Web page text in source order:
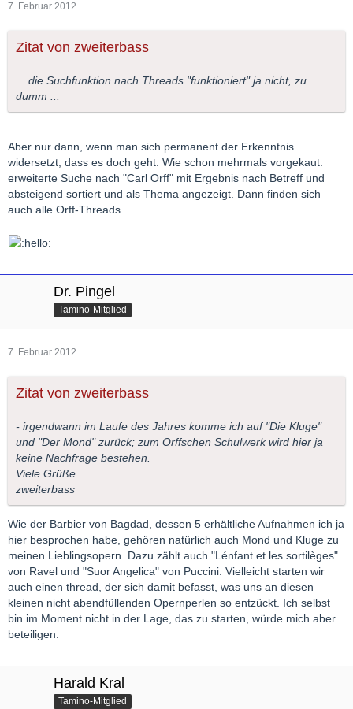
7. Februar 2012
Zitat von zweiterbass
... die Suchfunktion nach Threads "funktioniert" ja nicht, zu
dumm ...
Aber nur dann, wenn man sich permanent der Erkenntnis
widersetzt, dass es doch geht. Wie schon mehrmals vorgekaut:
erweiterte Suche nach "Carl Orff" mit Ergebnis nach Betreff und
absteigend sortiert und als Thema angezeigt. Dann finden sich
auch alle Orff-Threads.
Dr. Pingel
Tamino-Mitglied
7. Februar 2012
Zitat von zweiterbass
- irgendwann im Laufe des Jahres komme ich auf "Die Kluge"
und "Der Mond" zurück; zum Orffschen Schulwerk wird hier ja
keine Nachfrage bestehen.
Viele Grüße
zweiterbass
Wie der Barbier von Bagdad, dessen 5 erhältliche Aufnahmen ich ja
hier besprochen habe, gehören natürlich auch Mond und Kluge zu
meinen Lieblingsopern. Dazu zählt auch "Lénfant et les sortilèges"
von Ravel und "Suor Angelica" von Puccini. Vielleicht starten wir
auch einen thread, der sich damit befasst, was uns an diesen
kleinen nicht abendfüllenden Opernperlen so entzückt. Ich selbst
bin im Moment nicht in der Lage, das zu starten, würde mich aber
beteiligen.
Harald Kral
Tamino-Mitglied